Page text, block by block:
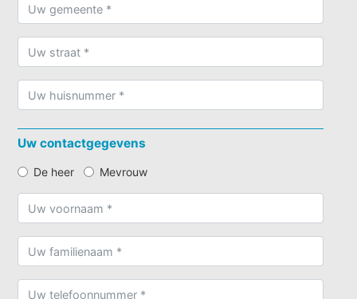
Uw contactgegevens
De heer Mevrouw